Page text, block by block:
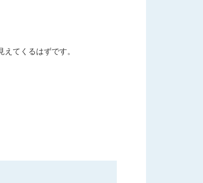
てくるはずです。